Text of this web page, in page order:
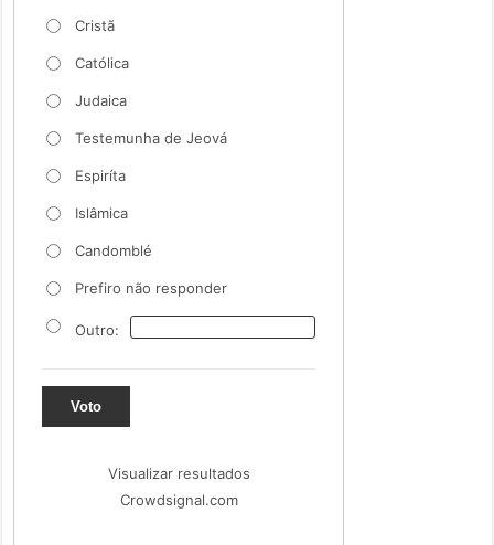
Cristã
Católica
Judaica
Testemunha de Jeová
Espiríta
Islâmica
Candomblé
Prefiro não responder
Outro:
Voto
Visualizar resultados
Crowdsignal.com